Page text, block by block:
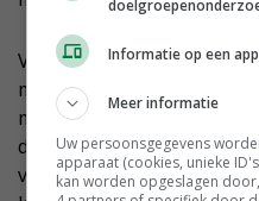
Valstar heeft tot nu toe
modellen geïntroduceerd
mee doorgaan. ‘Het blijft
doen, maar het is hoe
vlak bij de veiling zitten,
Informatie op een
Meer informatie
Uw persoonsgegevens
apparaat (cookies, unieke
kan worden opgeslagen